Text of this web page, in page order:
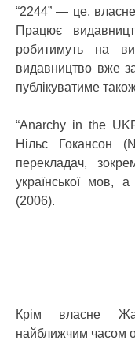
“2244” — це,
Працює
робитимуть на
видавництво вже
публікуватиме
“Anarchy in the
Нільс Гокансон
перекладач,
української мов,
(2006).
Крім власне
найближчим часом